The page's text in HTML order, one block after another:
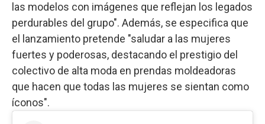
las modelos con imágenes que reflejan los legados
perdurables del grupo". Además, se especifica que
el lanzamiento pretende "saludar a las mujeres
fuertes y poderosas, destacando el prestigio del
colectivo de alta moda en prendas moldeadoras
que hacen que todas las mujeres se sientan como
íconos".